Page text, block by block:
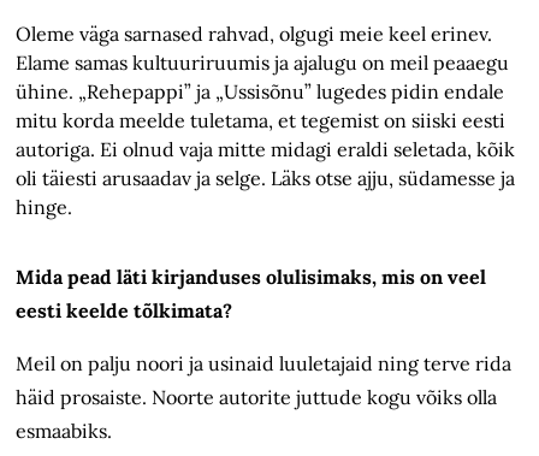
Oleme väga sarnased rahvad, olgugi meie keel erinev.
Elame samas kultuuriruumis ja ajalugu on meil peaaegu
ühine. „Rehepappi” ja „Ussisõnu” lugedes pidin endale
mitu korda meelde tuletama, et tegemist on siiski eesti
autoriga. Ei olnud vaja mitte midagi eraldi seletada, kõik
oli täiesti arusaadav ja selge. Läks otse ajju, südamesse ja
hinge.
Mida pead läti kirjanduses olulisimaks, mis on veel
eesti keelde tõlkimata?
Meil on palju noori ja usinaid luuletajaid ning terve rida
häid prosaiste. Noorte autorite juttude kogu võiks olla
esmaabiks.